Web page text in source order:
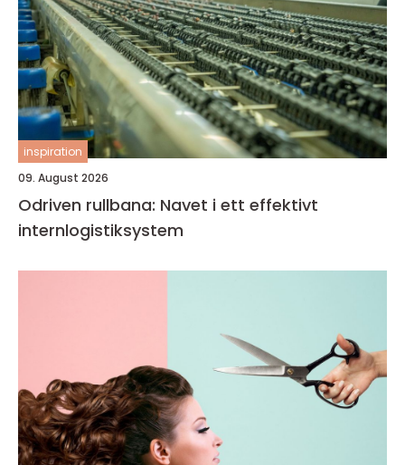
inspiration
09. August 2026
Odriven rullbana: Navet i ett effektivt
internlogistiksystem